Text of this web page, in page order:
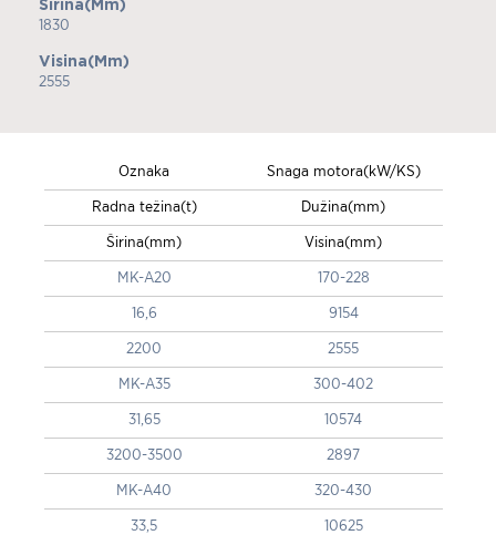
Širina(mm)
1830
Visina(mm)
2555
Oznaka Snaga motora(kW/KS)
Radna težina(t) Dužina(mm)
Širina(mm) Visina(mm)
MK-A20 170-228
16,6 9154
2200 2555
MK-A35 300-402
31,65 10574
3200-3500 2897
MK-A40 320-430
33,5 10625